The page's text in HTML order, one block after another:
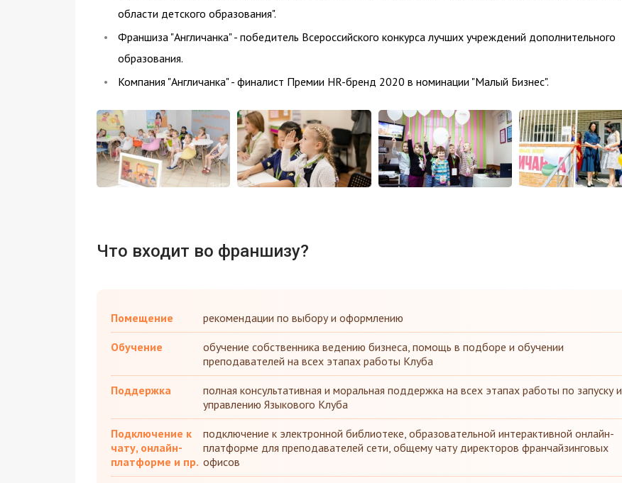
области детского образования".
Франшиза "Англичанка" - победитель Всероссийского конкурса лучших учреждений дополнительного
образования.
Компания "Англичанка" - финалист Премии HR-бренд 2020 в номинации "Малый Бизнес".
Что входит во франшизу?
Помещение рекомендации по выбору и оформлению
Обучение
обучение собственника ведению бизнеса, помощь в подборе и обучении
преподавателей на всех этапах работы Клуба
Поддержка
полная консультативная и моральная поддержка на всех этапах работы по запуску и
управлению Языкового Клуба
Подключение к
чату, онлайн-
платформе и пр.
подключение к электронной библиотеке, образовательной интерактивной онлайн-
платформе для преподавателей сети, общему чату директоров франчайзинговых
офисов